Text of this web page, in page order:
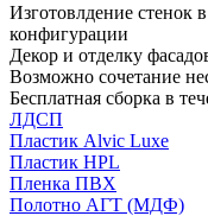
Изготовлдение стенок
конфигурации
Декор и отделку
Возможно сочетание
Бесплатная сборка в
ЛДСП
Пластик Alvic Luxe
Пластик HPL
Пленка ПВХ
Полотно АГТ (МДФ)